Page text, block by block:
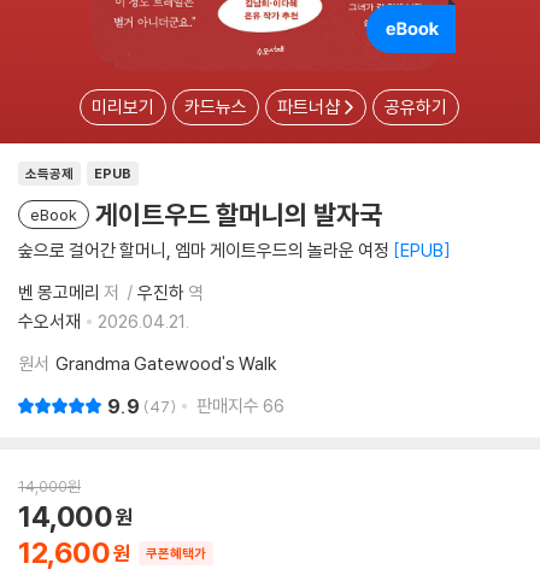
미리보기 카드뉴스 파트너샵 공유하기
소득공제 EPUB
eBook 게이트우드 할머니의 발자국
숲으로 걸어간 할머니, 엠마 게이트우드의 놀라운 여정 EPUB
벤 몽고메리 저 우진하 역
수오서재
2026.04.21.
원서 Grandma Gatewood's Walk
9.9 47 판매지수 66
14,000원
12,600
14,000
쿠폰혜택가